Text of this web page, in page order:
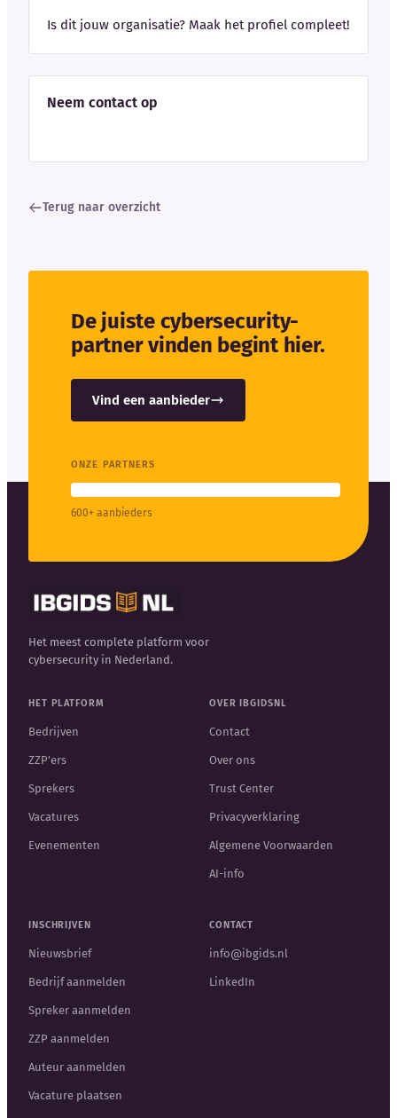
Is dit jouw organisatie? Maak het profiel compleet!
Neem contact op
Terug naar overzicht
De juiste cybersecurity-
partner vinden begint hier.
Vind een aanbieder
ONZE PARTNERS
600+ aanbieders
Het meest complete platform voor
cybersecurity in Nederland.
HET PLATFORM
Bedrijven
ZZP'ers
Sprekers
Vacatures
Evenementen
OVER IBGIDSNL
Contact
Over ons
Trust Center
Privacyverklaring
Algemene Voorwaarden
AI-info
INSCHRIJVEN
Nieuwsbrief
Bedrijf aanmelden
Spreker aanmelden
ZZP aanmelden
Auteur aanmelden
Vacature plaatsen
CONTACT
info@ibgids.nl
LinkedIn